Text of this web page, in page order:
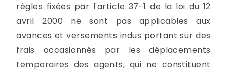
règles fixées par l'article 37-1 de la loi du 12
avril 2000 ne sont pas applicables aux
avances et versements indus portant sur des
frais occasionnés par les déplacements
temporaires des agents, qui ne constituent